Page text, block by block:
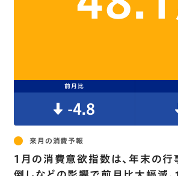
前月比
-4.8
来月の消費予報
1月の消費意欲指数は､年末の行